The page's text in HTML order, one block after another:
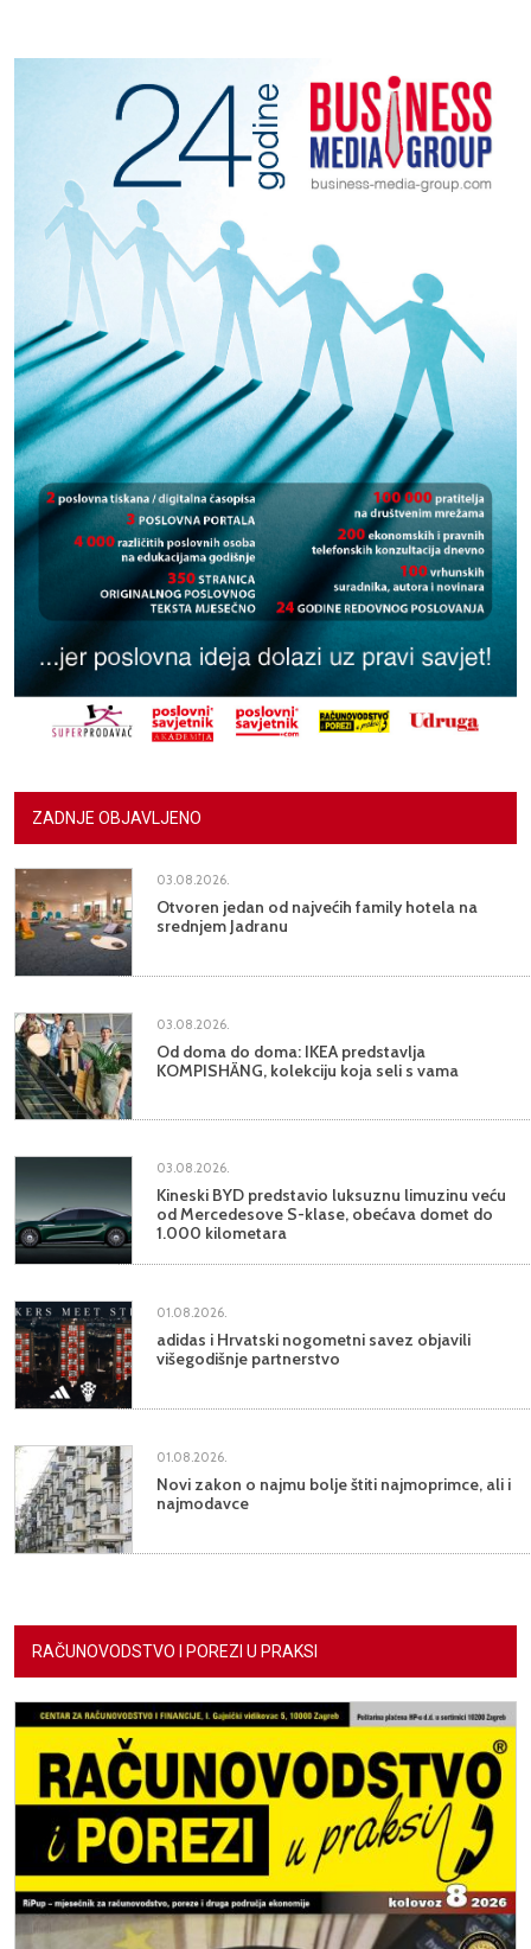
ZADNJE OBJAVLJENO
03.08.2026.
Otvoren jedan od najvećih family hotela na
srednjem Jadranu
03.08.2026.
Od doma do doma: IKEA predstavlja
KOMPISHÄNG, kolekciju koja seli s vama
03.08.2026.
Kineski BYD predstavio luksuznu limuzinu veću
od Mercedesove S-klase, obećava domet do
1.000 kilometara
01.08.2026.
adidas i Hrvatski nogometni savez objavili
višegodišnje partnerstvo
01.08.2026.
Novi zakon o najmu bolje štiti najmoprimce, ali i
najmodavce
RAČUNOVODSTVO I POREZI U PRAKSI